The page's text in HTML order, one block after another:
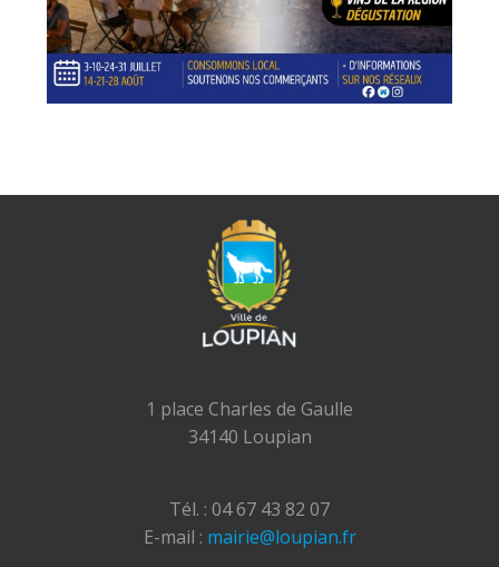
1 place Charles de Gaulle
34140 Loupian
Tél. : 04 67 43 82 07
E-mail : mairie@loupian.fr